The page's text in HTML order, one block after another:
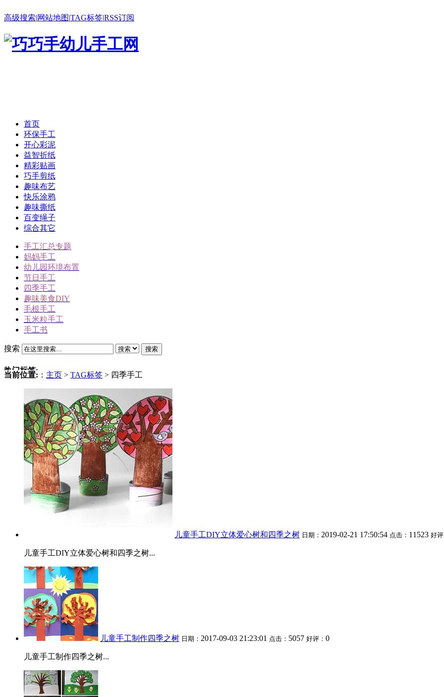
高级搜索|网站地图|TAG标签|RSS订阅
首页
环保手工
开心彩泥
益智折纸
精彩贴画
巧手剪纸
趣味布艺
快乐涂鸦
趣味撕纸
百变绳子
综合其它
手工汇总专题
妈妈手工
幼儿园环境布置
节日手工
四季手工
趣味美食DIY
毛根手工
玉米粒手工
手工书
搜索 搜索
热门标签:
三角插折纸
雪人
冬天手工
动物手工
圣诞节手工
驯鹿
卷纸筒手工
花环
圣诞树
贺卡
天使
当前位置: ： 主页 > TAG标签 > 四季手工
儿童手工DIY立体爱心树和四季之树 日期： 2019-02-21 17:50:54 点击： 11523 好
儿童手工DIY立体爱心树和四季之树...
儿童手工制作四季之树 日期： 2017-09-03 21:23:01 点击： 5057 好评： 0
儿童手工制作四季之树...